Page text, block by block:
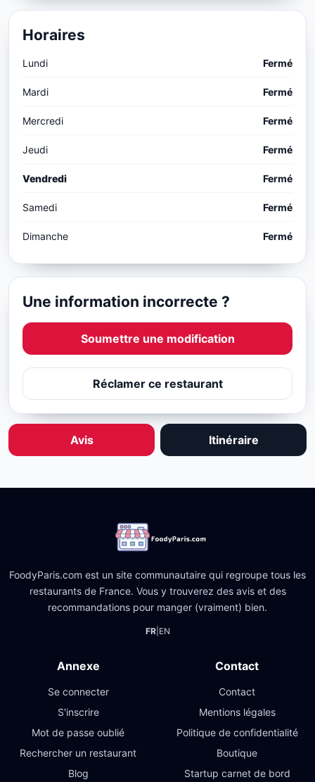
Horaires
Lundi Fermé
Mardi Fermé
Mercredi Fermé
Jeudi Fermé
Vendredi Fermé
Samedi Fermé
Dimanche Fermé
Une information incorrecte ?
Soumettre une modification
Réclamer ce restaurant
Avis Itinéraire
FoodyParis.com est un site communautaire qui regroupe tous les
restaurants de France. Vous y trouverez des avis et des
recommandations pour manger (vraiment) bien.
FR| EN
Annexe
Se connecter
S'inscrire
Mot de passe oublié
Rechercher un restaurant
Blog
Contact
Contact
Mentions légales
Politique de confidentialité
Boutique
Startup carnet de bord